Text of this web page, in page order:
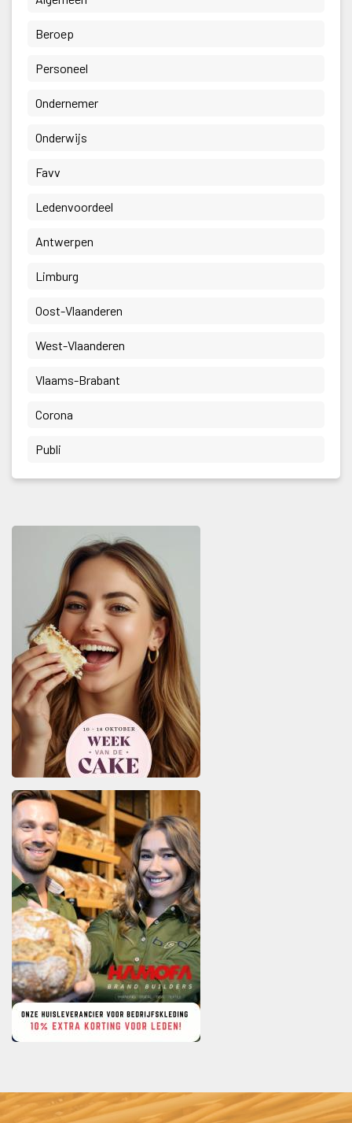
Beroep
Personeel
Ondernemer
Onderwijs
Favv
Ledenvoordeel
Antwerpen
Limburg
Oost-Vlaanderen
West-Vlaanderen
Vlaams-Brabant
Corona
Publi